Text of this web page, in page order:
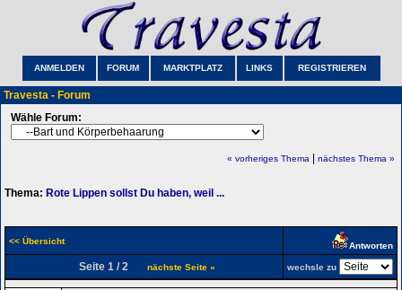
ANMELDEN FORUM MARKTPLATZ LINKS REGISTRIEREN
Travesta - Forum
Wähle Forum:
« vorheriges Thema nächstes Thema »
Thema: Rote Lippen sollst Du haben, weil ...
<< Übersicht Antworten
Seite 1 / 2 nächste Seite » wechsle zu